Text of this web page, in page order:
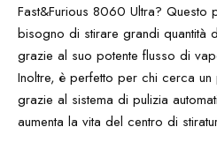
Fast&Furious 8060 Ultra?
bisogno di stirare grandi quantità
grazie al suo potente flusso di
Inoltre, è perfetto per chi cerca
grazie al sistema di pulizia
aumenta la vita del centro di